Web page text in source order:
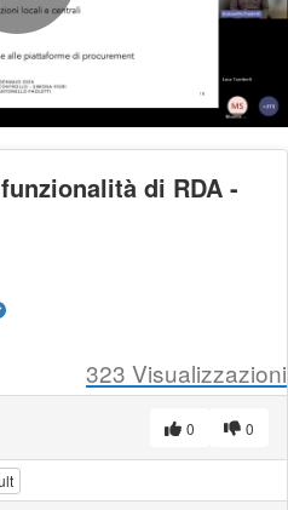
Play
Video
di RDA -
323 Visualizzazioni
0
0